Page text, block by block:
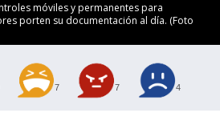
móviles y permanentes para
porten su documentación al día. (Foto
7 7 4